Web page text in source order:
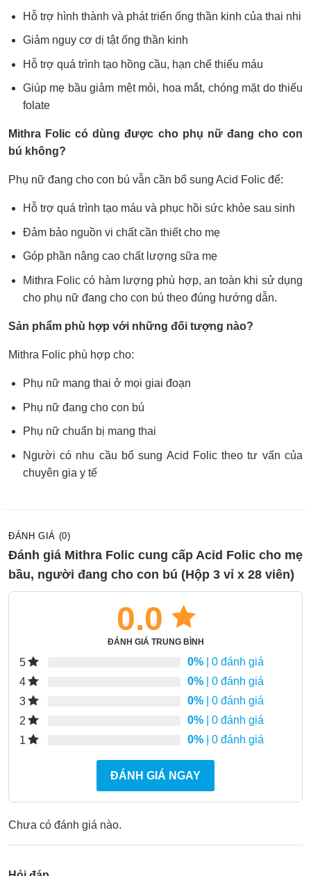
Hỗ trợ hình thành và phát triển ống thần kinh của thai nhi
Giảm nguy cơ dị tật ống thần kinh
Hỗ trợ quá trình tạo hồng cầu, hạn chế thiếu máu
Giúp mẹ bầu giảm mệt mỏi, hoa mắt, chóng mặt do thiếu
folate
Mithra Folic có dùng được cho phụ nữ đang cho con
bú không?
Phụ nữ đang cho con bú vẫn cần bổ sung Acid Folic để:
Hỗ trợ quá trình tạo máu và phục hồi sức khỏe sau sinh
Đảm bảo nguồn vi chất cần thiết cho mẹ
Góp phần nâng cao chất lượng sữa mẹ
Mithra Folic có hàm lượng phù hợp, an toàn khi sử dụng
cho phụ nữ đang cho con bú theo đúng hướng dẫn.
Sản phẩm phù hợp với những đối tượng nào?
Mithra Folic phù hợp cho:
Phụ nữ mang thai ở mọi giai đoạn
Phụ nữ đang cho con bú
Phụ nữ chuẩn bị mang thai
Người có nhu cầu bổ sung Acid Folic theo tư vấn của
chuyên gia y tế
ĐÁNH GIÁ (0)
Đánh giá Mithra Folic cung cấp Acid Folic cho mẹ
bầu, người đang cho con bú (Hộp 3 vỉ x 28 viên)
0.0
ĐÁNH GIÁ TRUNG BÌNH
5 0% | 0 đánh giá
4
0% | 0 đánh giá
3
0% | 0 đánh giá
2
0% | 0 đánh giá
1
0% | 0 đánh giá
ĐÁNH GIÁ NGAY
Chưa có đánh giá nào.